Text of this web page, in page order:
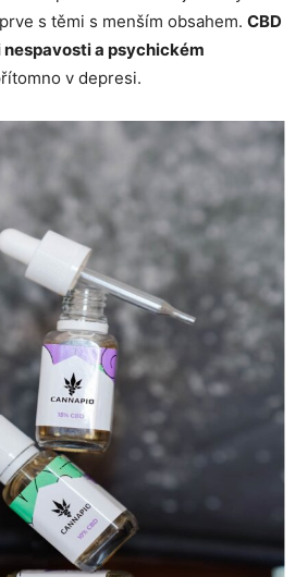
s těmi s menším obsahem. CBD
a psychickém
v depresi.